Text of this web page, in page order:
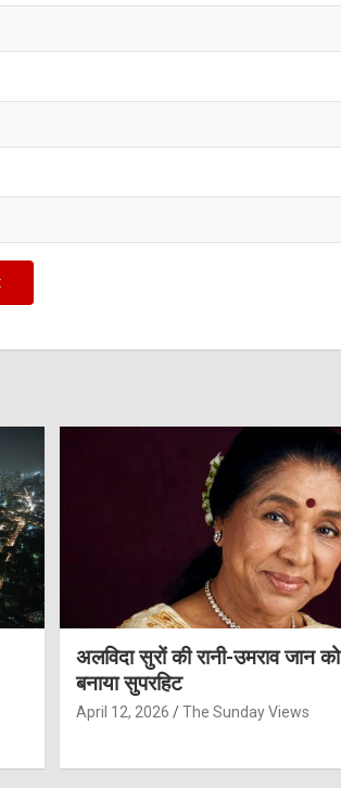
अलविदा सुरों की रानी-उमराव जान को
बनाया सुपरहिट
April 12, 2026 The Sunday Views